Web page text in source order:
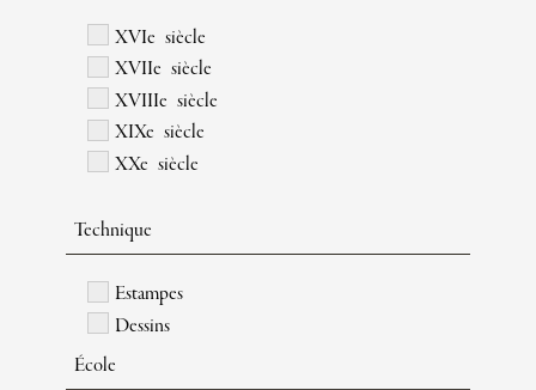
XVIe siècle
XVIIe siècle
XVIIIe siècle
XIXe siècle
XXe siècle
Technique
Estampes
Dessins
École